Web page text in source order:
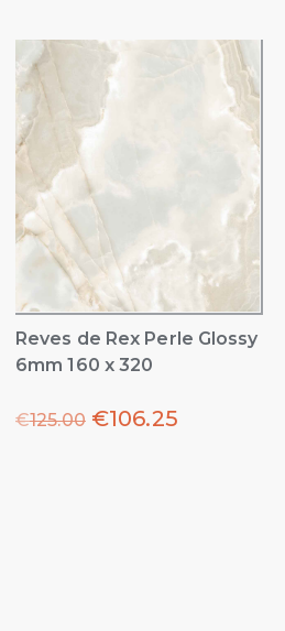
Reves de Rex Perle Glossy
6mm 160 x 320
€125.00 €106.25